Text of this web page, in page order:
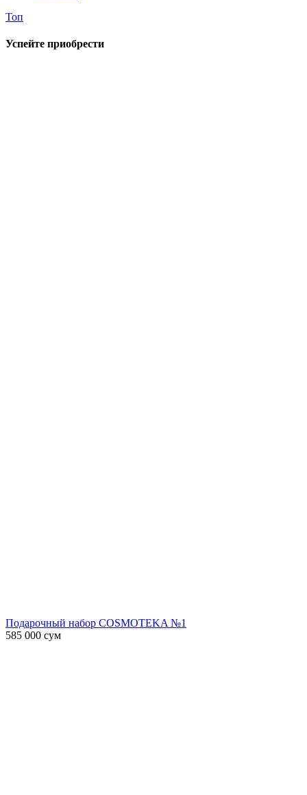
Топ
Успейте приобрести
Подарочный набор COSMOTEKA №1
585 000 сум